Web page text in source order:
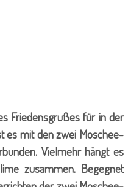
Friedensgrußes für in der
es mit den zwei Moschee-
Vielmehr hängt es
zusammen. Begegnet